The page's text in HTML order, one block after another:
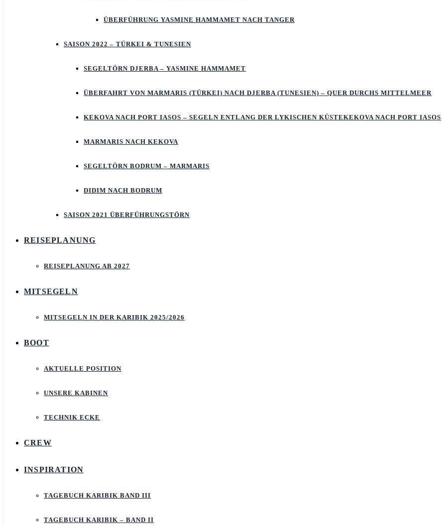
ÜBERFÜHRUNG YASMINE HAMMAMET NACH TANGER
SAISON 2022 – TÜRKEI & TUNESIEN
SEGELTÖRN DJERBA – YASMINE HAMMAMET
ÜBERFAHRT VON MARMARIS (TÜRKEI) NACH DJERBA (TUNESIEN) – QUER DURCHS MITTELMEER
KEKOVA NACH PORT IASOS – SEGELN ENTLANG DER LYKISCHEN KÜSTEKEKOVA NACH PORT IASOS
MARMARIS NACH KEKOVA
SEGELTÖRN BODRUM – MARMARIS
DIDIM NACH BODRUM
SAISON 2021 ÜBERFÜHRUNGSTÖRN
REISEPLANUNG
REISEPLANUNG AB 2027
MITSEGELN
MITSEGELN IN DER KARIBIK 2025/2026
BOOT
AKTUELLE POSITION
UNSERE KABINEN
TECHNIK ECKE
CREW
INSPIRATION
TAGEBUCH KARIBIK BAND III
TAGEBUCH KARIBIK – BAND II